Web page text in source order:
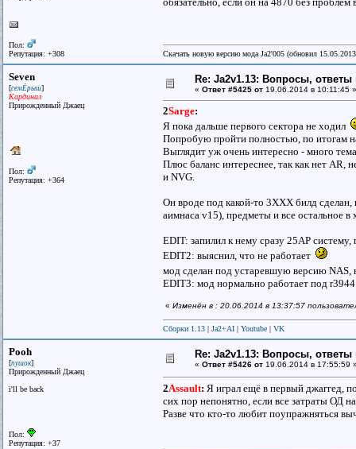
Пол:
Репутация: +308
Скачать новую версию мода Ja2'005 (обновил
Seven
[семЁрыш]
Кардинал
Прирожденный Джаец
Пол:
Репутация: +364
Re: Ja2v1.13: Вопросы,
« Ответ #5425 от 19.06.2014 в 10:11:45 »
2Sarge:
Я пока дальше первого сектора не ходил
Попробую пройти полностью, по итогам
Выглядит уж очень интересно - много
Плюс баланс интереснее, так как нет AR,
и NVG.
Он вроде под какой-то 3XXX билд
аимнаса v15), предметы и все остальное в
EDIT: запилил к нему сразу 25AP
EDIT2: выяснил, что не работает
мод сделан под устаревшую версию NAS,
EDIT3: мод нормально работает под
« Изменён в : 20.06.2014 в 13:37:57
Сборки 1.13 | Ja2+AI | Youtube | VK
Pooh
[пушок]
Прирожденный Джаец
i'll be back
Пол:
Репутация: +37
Re: Ja2v1.13: Вопросы,
« Ответ #5426 от 19.06.2014 в 17:55:59
2Assault: Я играл ещё в первый джаггед,
сих пор непонятно, если все затраты ОД
Разве что кто-то любит поупражняться